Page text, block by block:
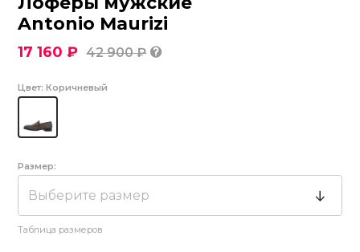
Antonio Maurizi
17 160 ₽ 42 900 ₽
Цвет: Коричневый
Размер:
Выберите размер
Таблица размеров